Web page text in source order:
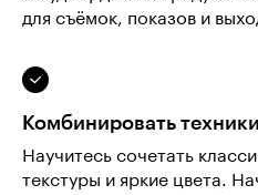
для съёмок, показов и
Комбинировать техники
Научитесь сочетать
текстуры и яркие цвета.